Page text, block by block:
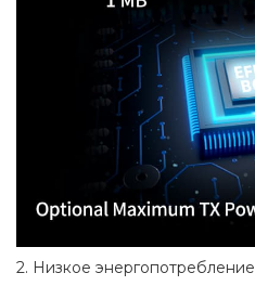
2. Низкое энергопотребление